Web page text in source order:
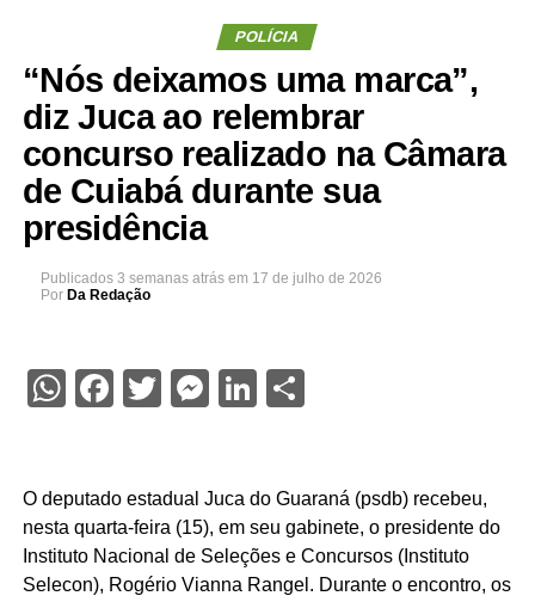
POLÍCIA
“Nós deixamos uma marca”,
diz Juca ao relembrar
concurso realizado na Câmara
de Cuiabá durante sua
presidência
Publicados 3 semanas atrás em 17 de julho de 2026
Por Da Redação
WhatsApp
Facebook
Twitter
Messenger
LinkedIn
Share
O deputado estadual Juca do Guaraná (psdb) recebeu,
nesta quarta-feira (15), em seu gabinete, o presidente do
Instituto Nacional de Seleções e Concursos (Instituto
Selecon), Rogério Vianna Rangel. Durante o encontro, os